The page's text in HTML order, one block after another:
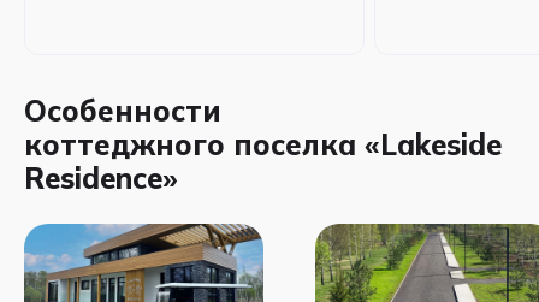
Особенности
коттеджного поселка «Lakeside
Residence»